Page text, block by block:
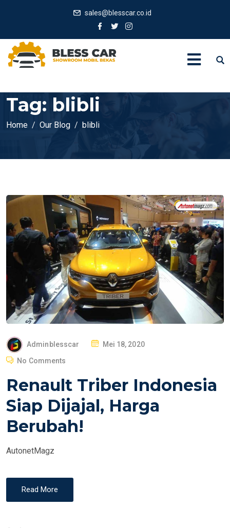
sales@blesscar.co.id
Tag: blibli
Home Our Blog blibli
Adminblesscar
P
D
Mei 18, 2020
No Comments
Renault Triber Indonesia
Siap Dijajal, Harga
Berubah!
AutonetMagz
Read More